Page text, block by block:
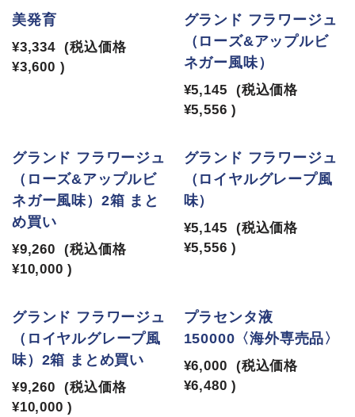
美発育
¥3,334 (税込価格
¥3,600 )
グランド フラワージュ
（ローズ&アップルビ
ネガー風味）
¥5,145
(税込価格
¥5,556 )
グランド フラワージュ
（ローズ&アップルビ
ネガー風味）2箱 まと
め買い
¥9,260
(税込価格
¥10,000 )
グランド フラワージュ
（ロイヤルグレープ風
味）
¥5,145
(税込価格
¥5,556 )
グランド フラワージュ
（ロイヤルグレープ風
味）2箱 まとめ買い
¥9,260
(税込価格
¥10,000 )
SOLD OUT
プラセンタ液
150000〈海外専売品〉
¥6,000
(税込価格
¥6,480 )